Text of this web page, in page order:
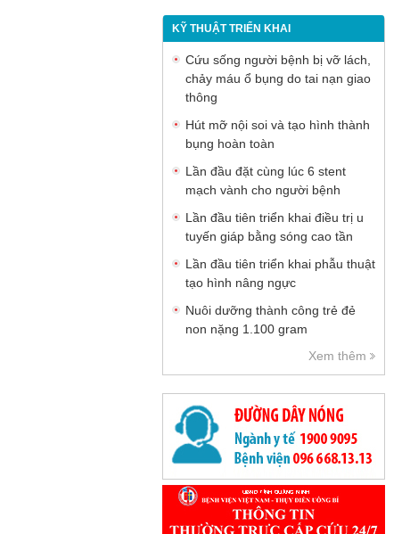
KỸ THUẬT TRIỂN KHAI
Cứu sống người bệnh bị vỡ lách,
chảy máu ổ bụng do tai nạn giao
thông
Hút mỡ nội soi và tạo hình thành
bụng hoàn toàn
Lần đầu đặt cùng lúc 6 stent
mạch vành cho người bệnh
Lần đầu tiên triển khai điều trị u
tuyến giáp bằng sóng cao tần
Lần đầu tiên triển khai phẫu thuật
tạo hình nâng ngực
Nuôi dưỡng thành công trẻ đẻ
non nặng 1.100 gram
Xem thêm